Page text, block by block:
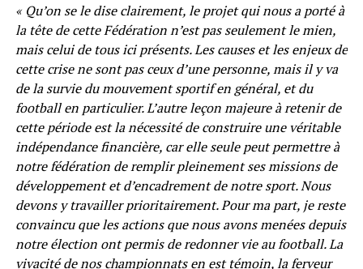
« Qu’on se le dise clairement, le projet qui nous a porté à
la tête de cette Fédération n’est pas seulement le mien,
mais celui de tous ici présents. Les causes et les enjeux de
cette crise ne sont pas ceux d’une personne, mais il y va
de la survie du mouvement sportif en général, et du
football en particulier. L’autre leçon majeure à retenir de
cette période est la nécessité de construire une véritable
indépendance financière, car elle seule peut permettre à
notre fédération de remplir pleinement ses missions de
développement et d’encadrement de notre sport. Nous
devons y travailler prioritairement. Pour ma part, je reste
convaincu que les actions que nous avons menées depuis
notre élection ont permis de redonner vie au football. La
vivacité de nos championnats en est témoin, la ferveur